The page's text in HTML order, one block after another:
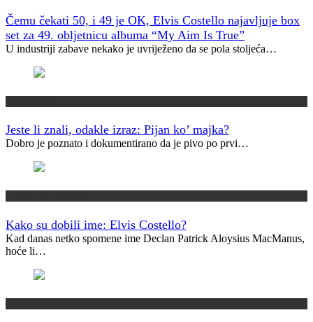
Čemu čekati 50, i 49 je OK, Elvis Costello najavljuje box
set za 49. obljetnicu albuma “My Aim Is True”
U industriji zabave nekako je uvriježeno da se pola stoljeća…
Jeste li znali, odakle izraz: Pijan ko’ majka?
Dobro je poznato i dokumentirano da je pivo po prvi…
Kako su dobili ime: Elvis Costello?
Kad danas netko spomene ime Declan Patrick Aloysius MacManus,
hoće li…